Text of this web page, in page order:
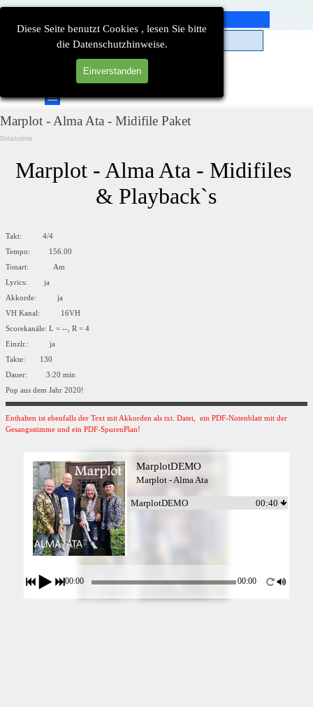
Diese Seite benutzt Cookies , lesen Sie bitte
die Datenschutzhinweise.
Einverstanden
Direkt zum Seiteninhalt
Menü überspringen
Marplot - Alma Ata - Midifile Paket
Detailseiten
Marplot - Alma Ata - Midifiles
& Playback`s
Takt: 4/4
Tempo: 156.00
Tonart: Am
Lyrics: ja
Akkorde: ja
VH Kanal: 16VH
Scorekanäle: L = --, R = 4
Einzlr.: ja
Takte: 130
Dauer: 3:20 min
Pop aus dem Jahr 2020!
Enthalten ist ebenfalls der Text mit Akkorden als txt. Datei, ein PDF-Notenblatt mit der
Gesangsstimme und ein PDF-SpurenPlan!
MarplotDEMO
Marplot - Alma Ata
MarplotDEMO 00:40
00:00 00:00